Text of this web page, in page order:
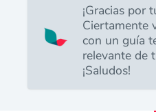
¡Gracias por
Ciertamente
con un guía
relevante de
¡Saludos!